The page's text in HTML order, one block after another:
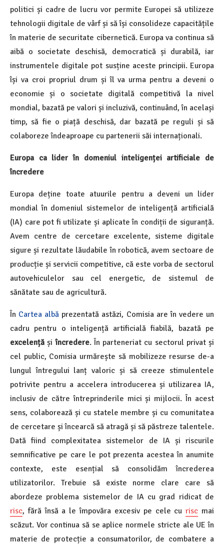
politici și cadre de lucru vor permite Europei să utilizeze
tehnologii digitale de vârf și să își consolideze capacitățile
în materie de securitate cibernetică. Europa va continua să
aibă o societate deschisă, democratică și durabilă, iar
instrumentele digitale pot susține aceste principii. Europa
își va croi propriul drum și îl va urma pentru a deveni o
economie și o societate digitală competitivă la nivel
mondial, bazată pe valori și incluzivă, continuând, în același
timp, să fie o piață deschisă, dar bazată pe reguli și să
colaboreze îndeaproape cu partenerii săi internaționali.
Europa ca lider în domeniul inteligenței artificiale de
încredere
Europa deține toate atuurile pentru a deveni un lider
mondial în domeniul sistemelor de inteligență artificială
(IA) care pot fi utilizate și aplicate în condiții de siguranță.
Avem centre de cercetare excelente, sisteme digitale
sigure și rezultate lăudabile în robotică, avem sectoare de
producție și servicii competitive, că este vorba de sectorul
autovehiculelor sau cel energetic, de sistemul de
sănătate sau de agricultură.
În Cartea albă prezentată astăzi, Comisia are în vedere un
cadru pentru o inteligență artificială fiabilă, bazată pe
excelență șiîncredere. În parteneriat cu sectorul privat și
cel public, Comisia urmărește să mobilizeze resurse de-a
lungul întregului lanț valoric și să creeze stimulentele
potrivite pentru a accelera introducerea și utilizarea IA,
inclusiv de către întreprinderile mici și mijlocii. În acest
sens, colaborează și cu statele membre și cu comunitatea
de cercetare și încearcă să atragă și să păstreze talentele.
Dată fiind complexitatea sistemelor de IA și riscurile
semnificative pe care le pot prezenta acestea în anumite
contexte, este esențial să consolidăm încrederea
utilizatorilor. Trebuie să existe norme clare care să
abordeze problema sistemelor de IA cu grad ridicat de
risc, fără însă a le împovăra excesiv pe cele curisc mai
scăzut. Vor continua să se aplice normele stricte ale UE în
materie de protecție a consumatorilor, de combatere a